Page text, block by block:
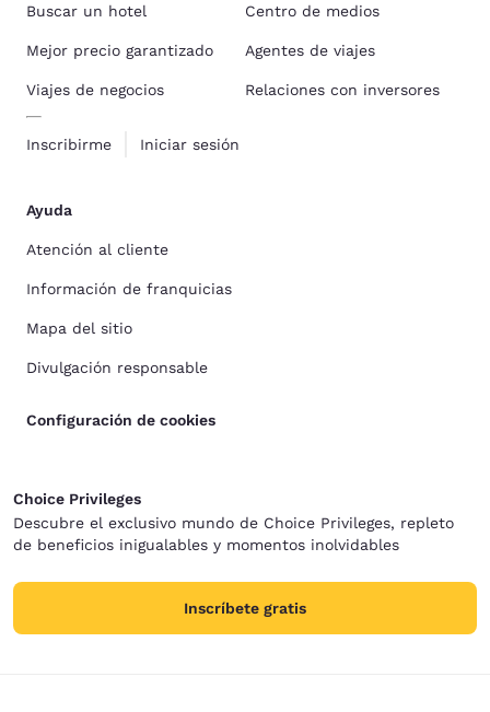
Buscar un hotel
Mejor precio garantizado
Viajes de negocios
Inscribirme Iniciar sesión
Centro de medios
Agentes de viajes
Relaciones con inversores
Ayuda
Atención al cliente
Información de franquicias
Mapa del sitio
Divulgación responsable
Configuración de cookies
Choice Privileges
Descubre el exclusivo mundo de Choice Privileges, repleto
de beneficios inigualables y momentos inolvidables
Inscríbete gratis